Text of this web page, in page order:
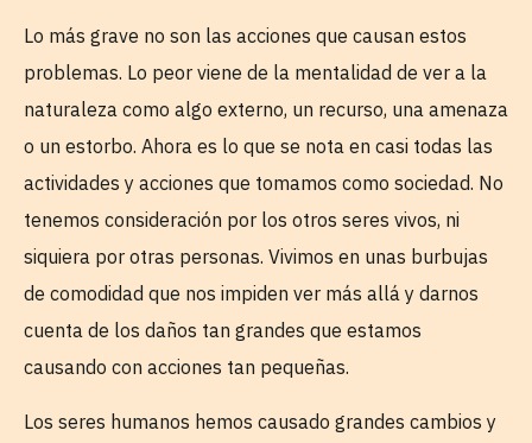
Lo más grave no son las acciones que causan estos
problemas. Lo peor viene de la mentalidad de ver a la
naturaleza como algo externo, un recurso, una amenaza
o un estorbo. Ahora es lo que se nota en casi todas las
actividades y acciones que tomamos como sociedad. No
tenemos consideración por los otros seres vivos, ni
siquiera por otras personas. Vivimos en unas burbujas
de comodidad que nos impiden ver más allá y darnos
cuenta de los daños tan grandes que estamos
causando con acciones tan pequeñas.
Los seres humanos hemos causado grandes cambios y